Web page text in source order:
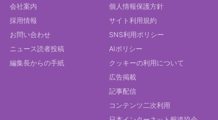
会社案内
採用情報
お問い合わせ
ニュース読者投稿
編集長からの手紙
個人情報保護方針
サイト利用規約
SNS利用ポリシー
AIポリシー
クッキーの利用について
広告掲載
記事配信
コンテンツ二次利用